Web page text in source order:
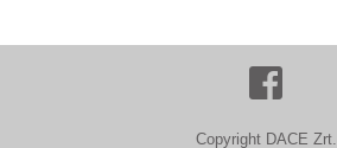
Copyright DACE Zrt.